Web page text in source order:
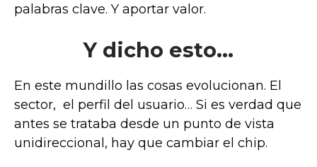
palabras clave. Y aportar valor.
Y dicho esto…
En este mundillo las cosas evolucionan. El
sector, el perfil del usuario… Si es verdad que
antes se trataba desde un punto de vista
unidireccional, hay que cambiar el chip.